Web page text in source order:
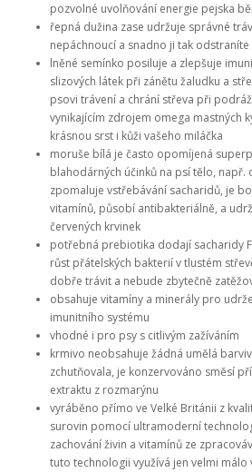
pozvolné uvolňování energie pejska
řepná dužina zase udržuje správné
nepáchnoucí a snadno ji tak
lněné semínko posiluje a zlepšuje
slizových látek při zánětu žaludku a
psovi trávení a chrání střeva při
vynikajícím zdrojem omega mastných
krásnou srst i kůži vašeho miláčka
moruše bílá je často opomíjená
blahodárných účinků na psí tělo,
zpomaluje vstřebávání sacharidů, je
vitamínů, působí antibakteriálně, a
červených krvinek
potřebná prebiotika dodají sacharidy
růst přátelských bakterií v tlustém
dobře trávit a nebude zbytečně
obsahuje vitamíny a minerály pro
imunitního systému
vhodné i pro psy s citlivým zažíváním
krmivo neobsahuje žádná umělá
zchutňovala, je konzervováno směsí
extraktu z rozmarýnu
vyráběno přímo ve Velké Británii z
surovin pomocí ultramoderní
zachování živin a vitamínů ze
tuto technologii využívá jen velmi